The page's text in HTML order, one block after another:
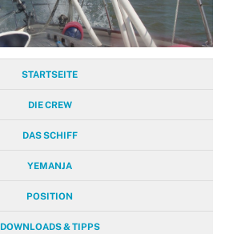
STARTSEITE
DIE CREW
DAS SCHIFF
YEMANJA
POSITION
DOWNLOADS & TIPPS